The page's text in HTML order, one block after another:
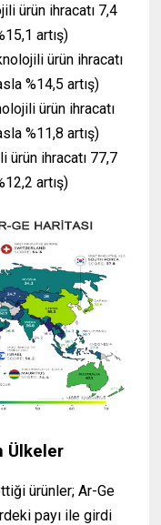
ürün ihracatı 7,4
artış)
ürün ihracatı
%14,5 artış)
ürün ihracatı
%11,8 artış)
ürün ihracatı 77,7
artış)
Ülkeler
ürünler; Ar-Ge
payı ile girdi